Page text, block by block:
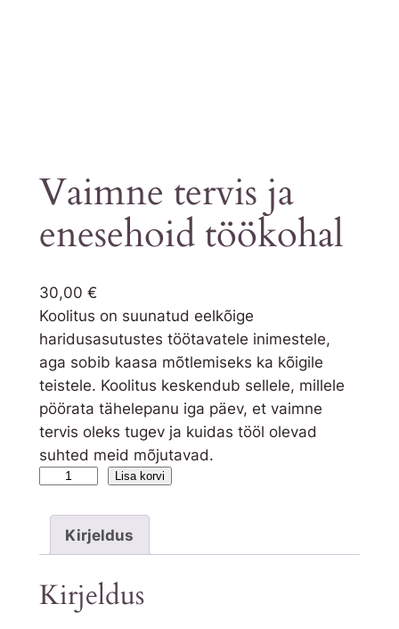
Vaimne tervis ja
enesehoid töökohal
30,00 €
Koolitus on suunatud eelkõige
haridusasutustes töötavatele inimestele,
aga sobib kaasa mõtlemiseks ka kõigile
teistele. Koolitus keskendub sellele, millele
pöörata tähelepanu iga päev, et vaimne
tervis oleks tugev ja kuidas tööl olevad
suhted meid mõjutavad.
e
Lisa korvi
Kirjeldus
Kirjeldus